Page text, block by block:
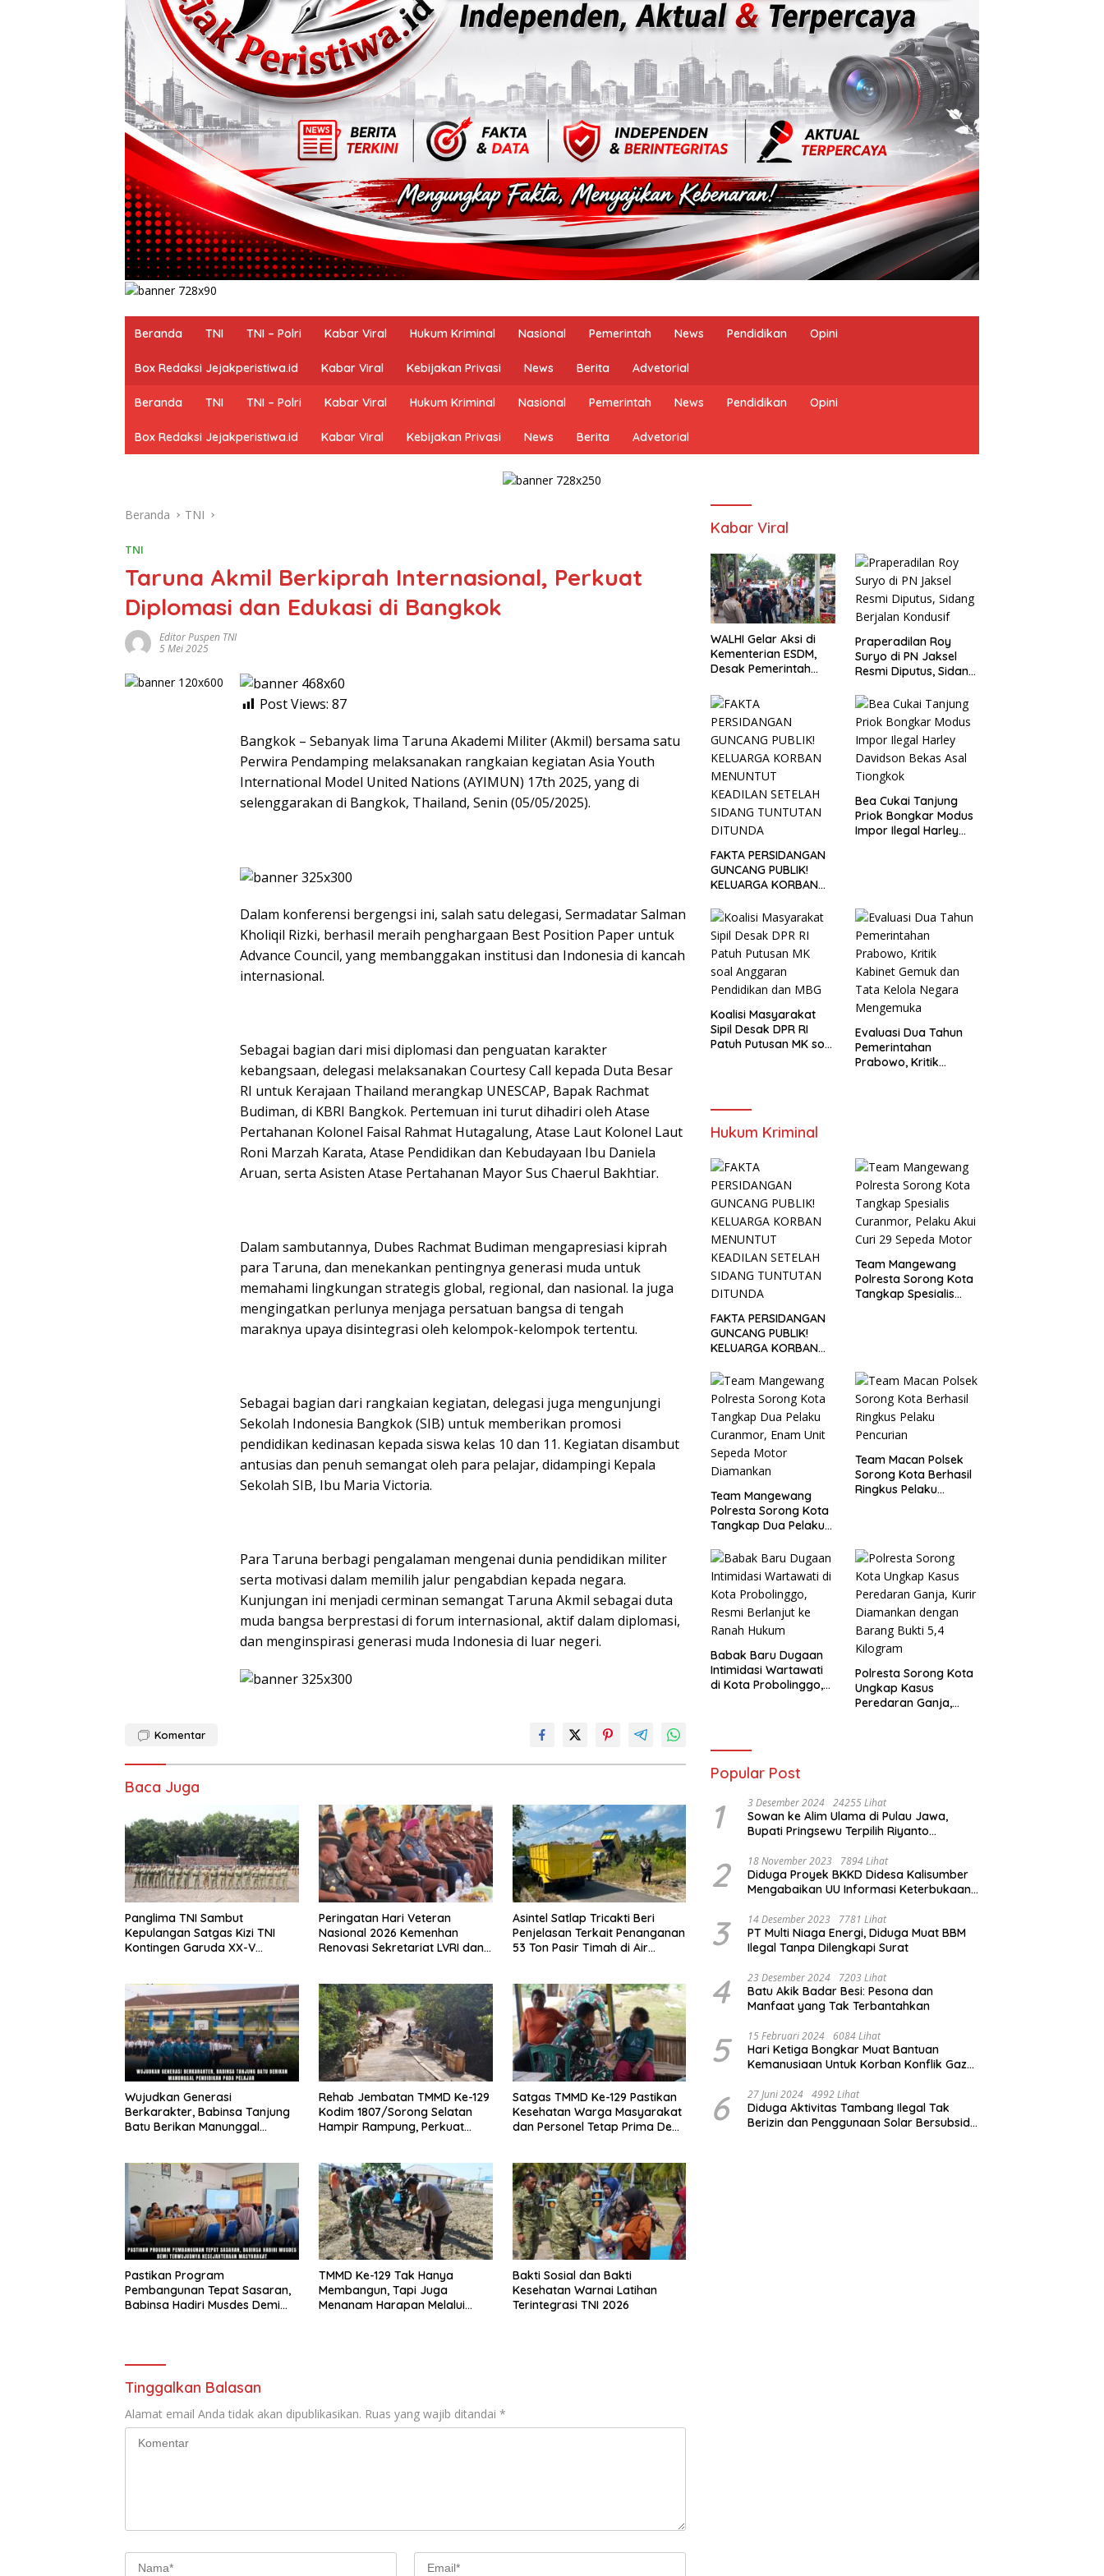
Beranda TNI TNI – Polri Kabar Viral Hukum Kriminal Nasional Pemerintah News Pendidikan Opini
Box Redaksi Jejakperistiwa.id Kabar Viral Kebijakan Privasi News Berita Advetorial
Beranda TNI TNI – Polri Kabar Viral Hukum Kriminal Nasional Pemerintah News Pendidikan Opini
Box Redaksi Jejakperistiwa.id Kabar Viral Kebijakan Privasi News Berita Advetorial
Beranda TNI
TNI
Taruna Akmil Berkiprah Internasional, Perkuat
Diplomasi dan Edukasi di Bangkok
Editor Puspen TNI
5 Mei 2025
Post Views: 87
Bangkok – Sebanyak lima Taruna Akademi Militer (Akmil) bersama satu
Perwira Pendamping melaksanakan rangkaian kegiatan Asia Youth
International Model United Nations (AYIMUN) 17th 2025, yang di
selenggarakan di Bangkok, Thailand, Senin (05/05/2025).
Dalam konferensi bergengsi ini, salah satu delegasi, Sermadatar Salman
Kholiqil Rizki, berhasil meraih penghargaan Best Position Paper untuk
Advance Council, yang membanggakan institusi dan Indonesia di kancah
internasional.
Sebagai bagian dari misi diplomasi dan penguatan karakter
kebangsaan, delegasi melaksanakan Courtesy Call kepada Duta Besar
RI untuk Kerajaan Thailand merangkap UNESCAP, Bapak Rachmat
Budiman, di KBRI Bangkok. Pertemuan ini turut dihadiri oleh Atase
Pertahanan Kolonel Faisal Rahmat Hutagalung, Atase Laut Kolonel Laut
Roni Marzah Karata, Atase Pendidikan dan Kebudayaan Ibu Daniela
Aruan, serta Asisten Atase Pertahanan Mayor Sus Chaerul Bakhtiar.
Dalam sambutannya, Dubes Rachmat Budiman mengapresiasi kiprah
para Taruna, dan menekankan pentingnya generasi muda untuk
memahami lingkungan strategis global, regional, dan nasional. Ia juga
mengingatkan perlunya menjaga persatuan bangsa di tengah
maraknya upaya disintegrasi oleh kelompok-kelompok tertentu.
Sebagai bagian dari rangkaian kegiatan, delegasi juga mengunjungi
Sekolah Indonesia Bangkok (SIB) untuk memberikan promosi
pendidikan kedinasan kepada siswa kelas 10 dan 11. Kegiatan disambut
antusias dan penuh semangat oleh para pelajar, didampingi Kepala
Sekolah SIB, Ibu Maria Victoria.
Para Taruna berbagi pengalaman mengenai dunia pendidikan militer
serta motivasi dalam memilih jalur pengabdian kepada negara.
Kunjungan ini menjadi cerminan semangat Taruna Akmil sebagai duta
muda bangsa berprestasi di forum internasional, aktif dalam diplomasi,
dan menginspirasi generasi muda Indonesia di luar negeri.
Komentar
Baca Juga
Panglima TNI Sambut
Kepulangan Satgas Kizi TNI
Kontingen Garuda XX-V
Peringatan Hari Veteran
Nasional 2026 Kemenhan
Renovasi Sekretariat LVRI dan
Asintel Satlap Tricakti Beri
Penjelasan Terkait Penanganan
53 Ton Pasir Timah di Air
Wujudkan Generasi
Berkarakter, Babinsa Tanjung
Batu Berikan Manunggal
Rehab Jembatan TMMD Ke-129
Kodim 1807/Sorong Selatan
Hampir Rampung, Perkuat
Sesor
Satgas TMMD Ke-129 Pastikan
Kesehatan Warga Masyarakat
dan Personel Tetap Prima Demi
Pastikan Program
Pembangunan Tepat Sasaran,
Babinsa Hadiri Musdes Demi
TMMD Ke-129 Tak Hanya
Membangun, Tapi Juga
Menanam Harapan Melalui
Bakti Sosial dan Bakti
Kesehatan Warnai Latihan
Terintegrasi TNI 2026
Tinggalkan Balasan
Alamat email Anda tidak akan dipublikasikan. Ruas yang wajib ditandai *
Kabar Viral
WALHI Gelar Aksi di
Kementerian ESDM,
Desak Pemerintah
Energi Berkeadilan
Praperadilan Roy
Suryo di PN Jaksel
Resmi Diputus, Sidang
FAKTA PERSIDANGAN
GUNCANG PUBLIK!
KELUARGA KORBAN
SETELAH SIDANG
TUNTUTAN DITUNDA
Bea Cukai Tanjung
Priok Bongkar Modus
Impor Ilegal Harley
Koalisi Masyarakat
Sipil Desak DPR RI
Patuh Putusan MK soal
Evaluasi Dua Tahun
Pemerintahan
Prabowo, Kritik
Hukum Kriminal
FAKTA PERSIDANGAN
GUNCANG PUBLIK!
KELUARGA KORBAN
SETELAH SIDANG
TUNTUTAN DITUNDA
Team Mangewang
Polresta Sorong Kota
Tangkap Spesialis
Team Mangewang
Polresta Sorong Kota
Tangkap Dua Pelaku
Sepeda Motor
Diamankan
Team Macan Polsek
Sorong Kota Berhasil
Ringkus Pelaku
Babak Baru Dugaan
Intimidasi Wartawati
di Kota Probolinggo,
Polresta Sorong Kota
Ungkap Kasus
Peredaran Ganja,
Popular Post
1 3 Desember 2024 24255 Lihat
Sowan ke Alim Ulama di Pulau Jawa,
Bupati Pringsewu Terpilih Riyanto
Amanah
2 18 November 2023 7894 Lihat
Diduga Proyek BKKD Didesa Kalisumber
Mengabaikan UU Informasi Keterbukaan
3 14 Desember 2023 7781 Lihat
PT Multi Niaga Energi, Diduga Muat BBM
Ilegal Tanpa Dilengkapi Surat
4 23 Desember 2024 7203 Lihat
Batu Akik Badar Besi: Pesona dan
Manfaat yang Tak Terbantahkan
5 15 Februari 2024 6084 Lihat
Hari Ketiga Bongkar Muat Bantuan
Kemanusiaan Untuk Korban Konflik Gaza
6 27 Juni 2024 4992 Lihat
Diduga Aktivitas Tambang Ilegal Tak
Berizin dan Penggunaan Solar Bersubsidi